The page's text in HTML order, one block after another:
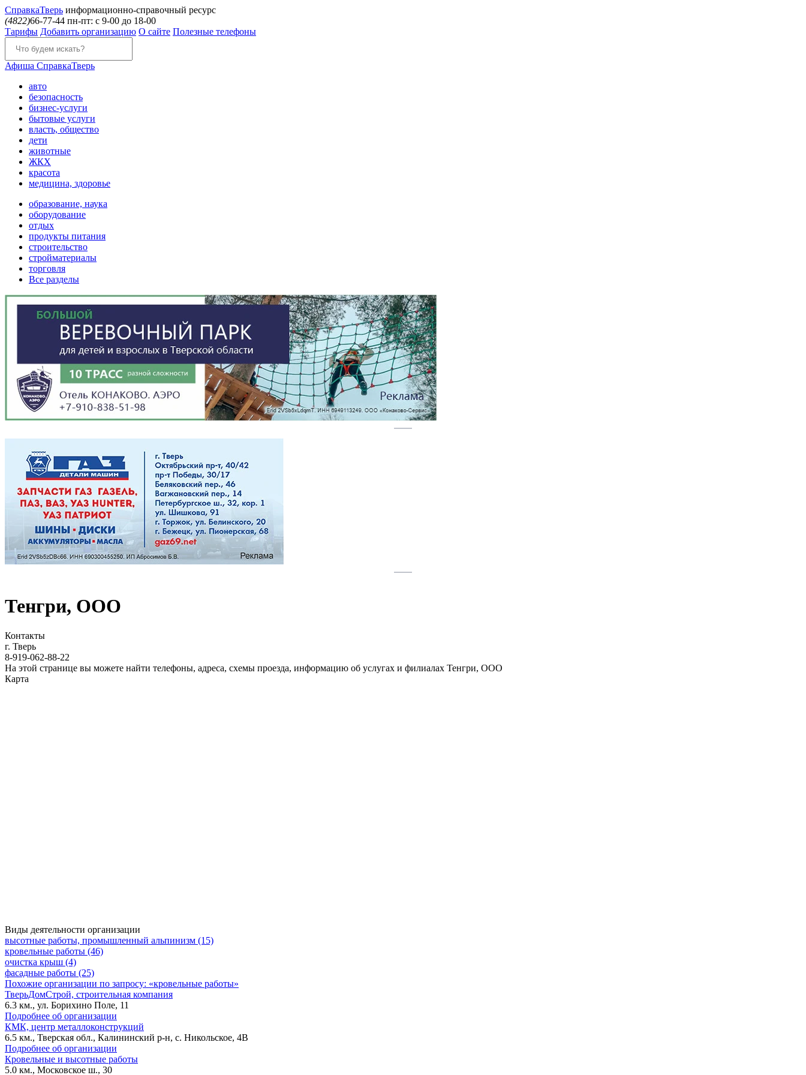
СправкаТверь информационно-справочный ресурс
(4822)66-77-44 пн-пт: с 9-00 до 18-00
Тарифы Добавить организацию О сайте Полезные телефоны
Афиша СправкаТверь
авто
безопасность
бизнес-услуги
бытовые услуги
власть, общество
дети
животные
ЖКХ
красота
медицина, здоровье
образование, наука
оборудование
отдых
продукты питания
строительство
стройматериалы
торговля
Все разделы
Тенгри, ООО
Контакты
г. Тверь
8-919-062-88-22
На этой странице вы можете найти телефоны, адреса, схемы проезда, информацию об услугах и филиалах Тенгри, ООО
Карта
Виды деятельности организации
высотные работы, промышленный альпинизм (15)
кровельные работы (46)
очистка крыш (4)
фасадные работы (25)
Похожие организации по запросу: «кровельные работы»
ТверьДомСтрой, строительная компания
6.3 км., ул. Борихино Поле, 11
Подробнее об организации
КМК, центр металлоконструкций
6.5 км., Тверская обл., Калининский р-н, с. Никольское, 4В
Подробнее об организации
Кровельные и высотные работы
5.0 км., Московское ш., 30